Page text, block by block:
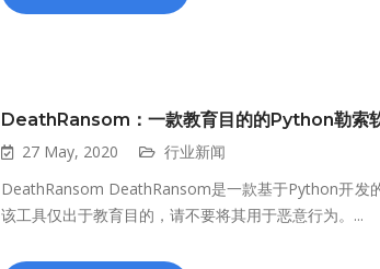
DeathRansom：一款教育目的的Python勒索
27 May, 2020
行业新闻
DeathRansom DeathRansom是一款基于Python开发
该工具仅出于教育目的，请不要将其用于恶意行为。...